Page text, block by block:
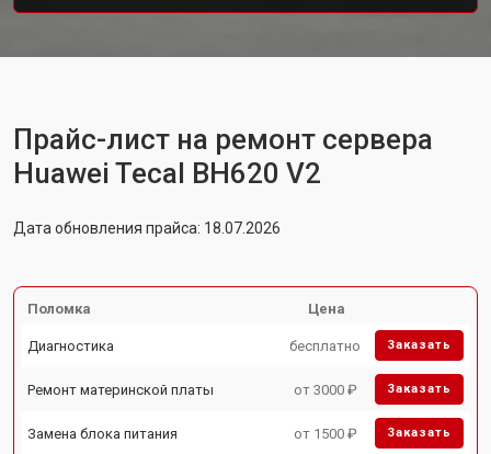
Прайс-лист на ремонт сервера
Huawei Tecal BH620 V2
Дата обновления прайса: 18.07.2026
Поломка Цена
Диагностика бесплатно Заказать
Ремонт материнской платы от 3000 ₽ Заказать
Замена блока питания от 1500 ₽ Заказать